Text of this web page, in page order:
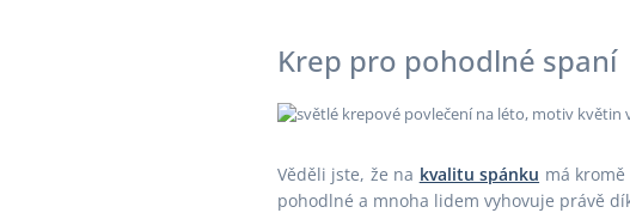
Krep pro pohodlné spaní
Věděli jste, že na kvalitu spánku má kromě
pohodlné a mnoha lidem vyhovuje právě